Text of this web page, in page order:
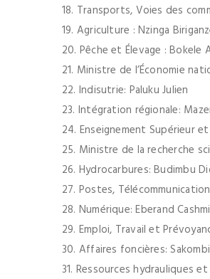
18. Transports, Voies des
19. Agriculture : Nzinga
20. Pêche et Élevage : Bokele
21. Ministre de l’Économie
22. Indisutrie: Paluku Julien
23. Intégration régionale:
24. Enseignement Supérieur
25. Ministre de la recherche
26. Hydrocarbures: Budimbu
27. Postes,
28. Numérique: Eberand
29. Emploi, Travail et
30. Affaires foncières:
31. Ressources hydrauliques